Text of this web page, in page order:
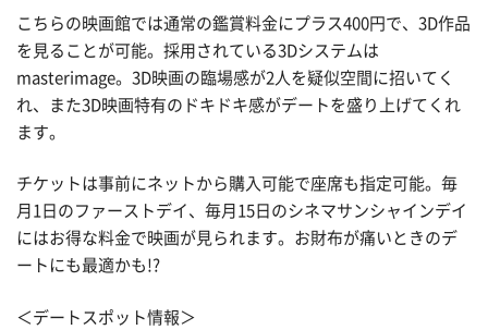
こちらの映画館では通常の鑑賞料金にプラス400円で、3D作品
を見ることが可能。採用されている3Dシステムは
masterimage。3D映画の臨場感が2人を疑似空間に招いてく
れ、また3D映画特有のドキドキ感がデートを盛り上げてくれ
ます。
チケットは事前にネットから購入可能で座席も指定可能。毎
月1日のファーストデイ、毎月15日のシネマサンシャインデイ
にはお得な料金で映画が見られます。お財布が痛いときのデ
ートにも最適かも!?
＜デートスポット情報＞